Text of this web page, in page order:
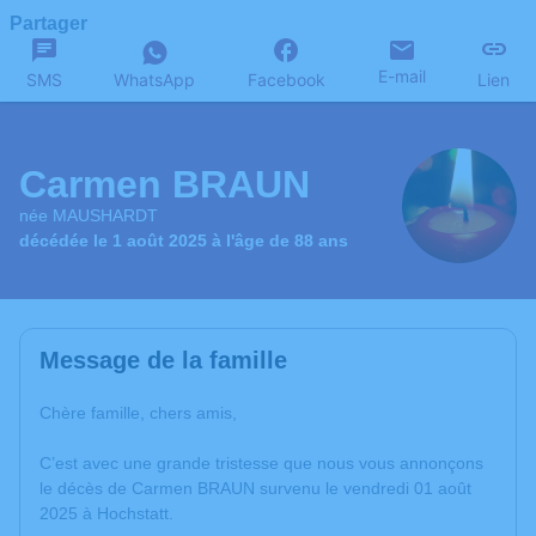
Partager
SMS WhatsApp Facebook E-mail Lien
Carmen BRAUN
née MAUSHARDT
décédée le 1 août 2025 à l'âge de 88 ans
Message de la famille
Chère famille, chers amis,
C’est avec une grande tristesse que nous vous annonçons
le décès de Carmen BRAUN survenu le vendredi 01 août
2025 à Hochstatt.